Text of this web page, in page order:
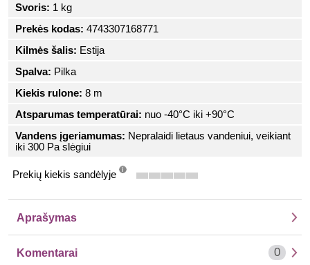
Svoris: 1 kg
Prekės kodas: 4743307168771
Kilmės šalis: Estija
Spalva: Pilka
Kiekis rulone: 8 m
Atsparumas temperatūrai: nuo -40°C iki +90°C
Vandens įgeriamumas: Nepralaidi lietaus vandeniui, veikiant
iki 300 Pa slėgiui
Prekių kiekis sandėlyje
Aprašymas
Komentarai 0